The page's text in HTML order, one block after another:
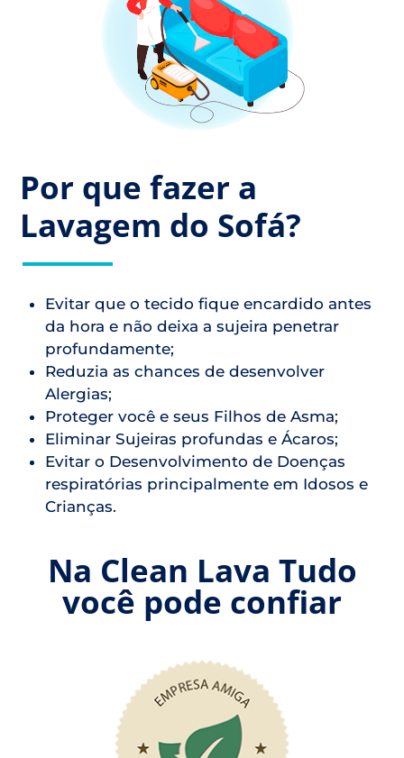
Por que fazer a
Lavagem do Sofá?
Evitar que o tecido fique encardido antes
da hora e não deixa a sujeira penetrar
profundamente;
Reduzia as chances de desenvolver
Alergias;
Proteger você e seus Filhos de Asma;
Eliminar Sujeiras profundas e Ácaros;
Evitar o Desenvolvimento de Doenças
respiratórias principalmente em Idosos e
Crianças.
Na Clean Lava Tudo
você pode confiar